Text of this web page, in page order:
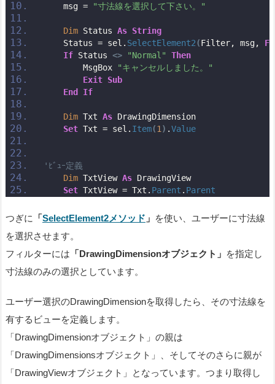
    msg =
"寸法線を選択して下さい。"
Dim Status As String
    Status = sel.
SelectElement2(Filter, msg,
If Status <> "Normal"
Then
        MsgBox
"キャンセルしました。"
Exit Sub
End
If
Dim Txt As DrawingDimension
Set Txt = sel. Item(1) .Value
'ﾋﾞｭｰ定義
Dim TxtView As DrawingView
Set TxtView = Txt. Parent . Parent
つぎに 「SelectElement2メソッド 」 を使い、ユーザーに寸法線
を選択させます。
フィルターには 「DrawingDimensionオブジェクト」 を指定し
寸法線のみの選択としています。
ユーザー選択のDrawingDimensionを取得したら、その寸法線を
有するビューを定義します。
「DrawingDimensionオブジェクト」の親は
「DrawingDimensionsオブジェクト」、そしてそのさらに親が
「DrawingViewオブジェクト」となっています。つまり取得し